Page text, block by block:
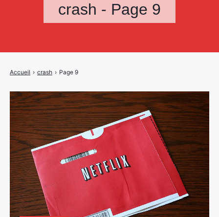
crash - Page 9
Accueil › crash › Page 9